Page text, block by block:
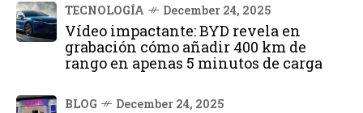
TECNOLOGÍA December 24, 2025
Vídeo impactante: BYD revela en
grabación cómo añadir 400 km de
rango en apenas 5 minutos de carga
BLOG December 24, 2025